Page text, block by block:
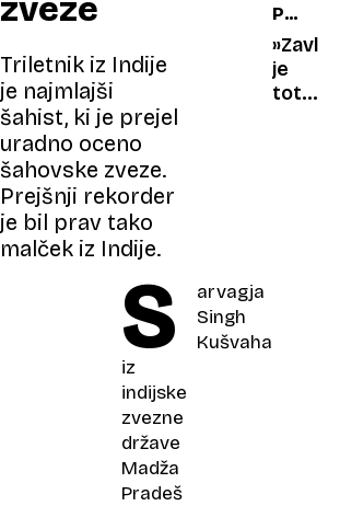
zveze
Triletnik iz Indije
je najmlajši
šahist, ki je prejel
uradno oceno
šahovske zveze.
Prejšnji rekorder
je bil prav tako
malček iz Indije.
S
arvagja
Singh
Kušvaha
iz
indijske
zvezne
države
Madža
Pradeš
v
pravno
bitko
mlajše
od
16
let,
PRED
ŠTIRIMI
je
totalna